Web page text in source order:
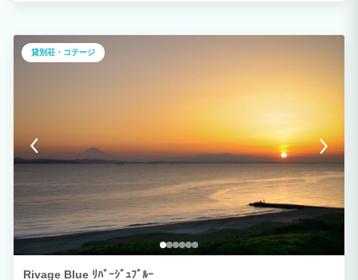
光の拠点としても最適です。ぜひこの機会に、ご友人やご家族と特別な時間をお過ごし
ください。 【お客様へお願い】 ご予約時にメールアドレスの入力をお願いいたしま
す。 ご予約完了後、旅館業法に基づき、お客様情報の入力が必要となります。
貸別荘・コテージ
Rivage Blue ﾘﾊﾞｰｼﾞｭﾌﾞﾙｰ